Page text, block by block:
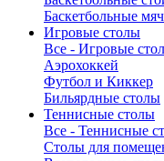
Баскетбольные
Игровые столы
Все - Игровые
Аэрохоккей
Футбол и Киккер
Бильярдные столы
Теннисные столы
Все - Теннисные
Столы для